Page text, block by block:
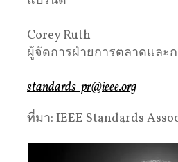
Corey Ruth
ผู้จัดการฝ่ายการตลาดและ
standards-pr@ieee.org
ที่มา: IEEE Standards